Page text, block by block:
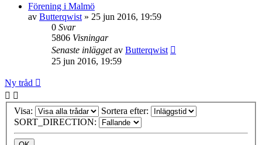
Förening i Malmö
av Butterqwist » 25 jun 2016, 19:59
0 Svar
5806 Visningar
Senaste inläggetav Butterqwist
25 jun 2016, 19:59
Ny tråd
Visa:
Sortera efter:
SORT_DIRECTION: